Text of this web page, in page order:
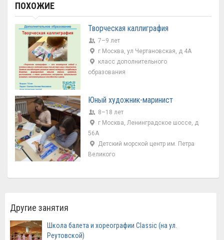
ПОХОЖИЕ
Творческая каллиграфия
7–9 лет
г Москва, ул Чертановская, д 4А
класс дополнительного
образования
Юный художник-маринист
8–18 лет
г Москва, Ленинградское шоссе, д
56А
Детский морской центр им. Петра
Великого
Другие занятия
Школа балета и хореографии Classic (на ул.
Реутовской)